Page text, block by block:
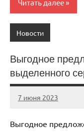
Читать далее
Новости
Выгодное
выделенного
7 июня 2023
immo_navi_ru
Нет
Выгодное